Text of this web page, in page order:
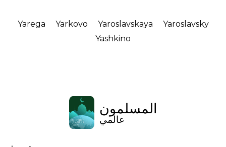
Yarega Yarkovo Yaroslavskaya
Yaroslavsky
Yashkino
المسلمون
عالمي